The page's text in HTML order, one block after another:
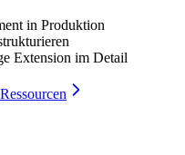
in Produktion
Extension im Detail